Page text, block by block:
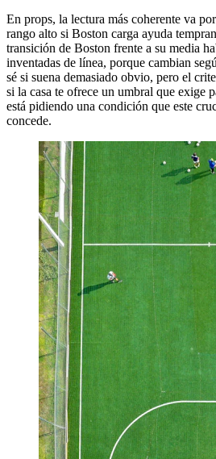
En props, la lectura más coherente va
rango alto si Boston carga ayuda
transición de Boston frente a su media
inventadas de línea, porque cambian
sé si suena demasiado obvio, pero el
si la casa te ofrece un umbral que exige
está pidiendo una condición que este
concede.